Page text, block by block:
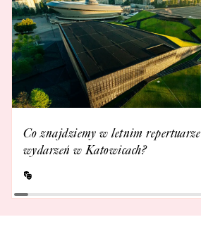
Co znajdziemy w letnim repertuarze
wydarzeń w Katowicach?